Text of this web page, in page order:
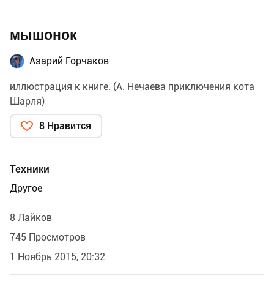
мышонок
Азарий Горчаков
иллюстрация к книге. (А. Нечаева приключения кота
Шарля)
8 Нравится
Техники
Другое
8 Лайков
745 Просмотров
1 Ноябрь 2015, 20:32